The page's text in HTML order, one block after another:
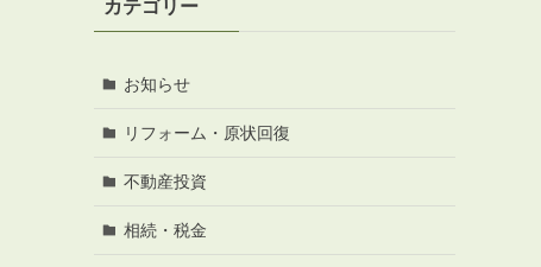
カテゴリー
お知らせ
リフォーム・原状回復
不動産投資
相続・税金